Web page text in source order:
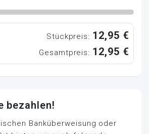
Stückpreis: 12,95 €
Gesamtpreis: 12,95 €
bezahlen!
Banküberweisung oder